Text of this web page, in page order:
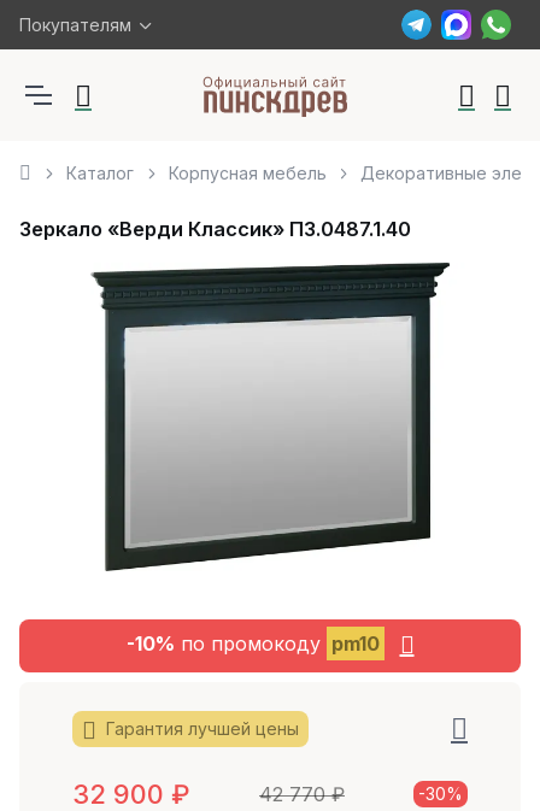
Покупателям
Каталог Корпусная мебель Декоративные
Зеркало «Верди Классик» П3.0487.1.40
-10% по промокоду pm10
Гарантия лучшей цены
32 900 ₽ 42 770₽ -30%